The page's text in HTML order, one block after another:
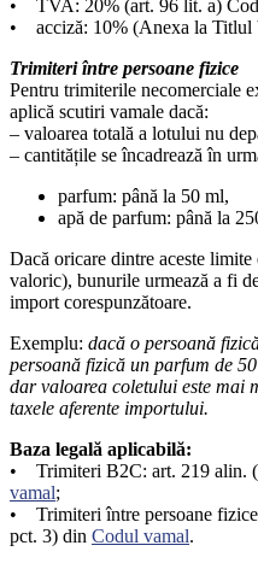
• TVA: 20% (art. 96 lit. a)
• acciză: 10% (Anexa la Titlul
Trimiteri între persoane fizice
Pentru trimiterile necomerciale
aplică scutiri vamale dacă:
– valoarea totală a lotului nu
– cantitățile se încadrează în
parfum: până la 50 ml,
apă de parfum: până la
Dacă oricare dintre aceste
valoric), bunurile urmează a fi
import corespunzătoare.
Exemplu: dacă o persoană
persoană fizică un parfum de
dar valoarea coletului este mai
taxele aferente importului.
Baza legală aplicabilă:
• Trimiteri B2C: art. 219 alin.
vamal;
• Trimiteri între persoane
pct. 3) din Codul vamal.